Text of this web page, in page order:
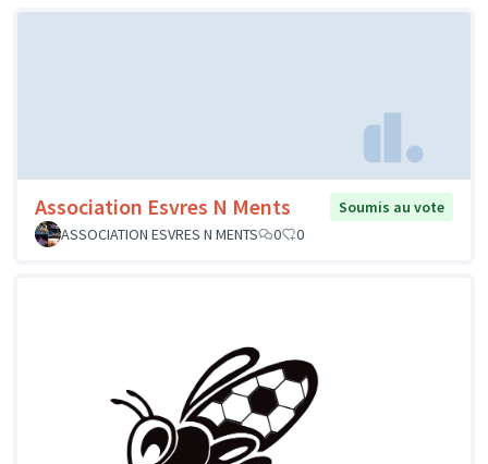
Association Esvres N Ments
Soumis au vote
ASSOCIATION ESVRES N MENTS
0 0